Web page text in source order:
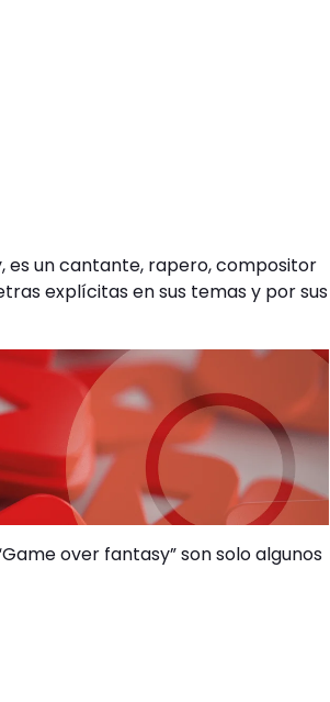
es un cantante, rapero, compositor
explícitas en sus temas y por sus
over fantasy” son solo algunos